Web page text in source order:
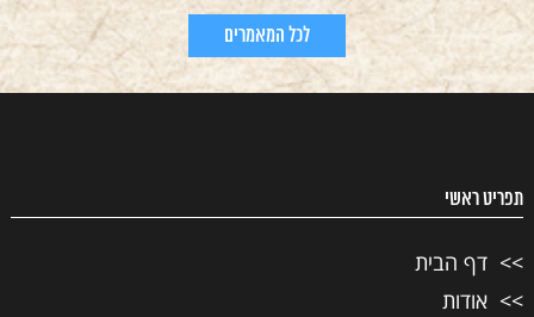
לכל המאמרים
תפריט ראשי
דף הבית
אודות